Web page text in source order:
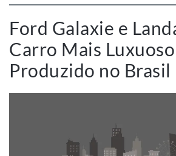
Ford Galaxie e
Carro Mais Luxuoso
Produzido no Brasil